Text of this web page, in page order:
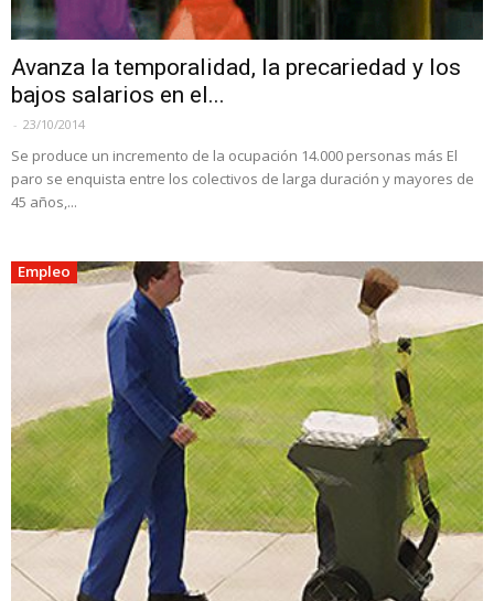
Avanza la temporalidad, la precariedad y los
bajos salarios en el...
- 23/10/2014
Se produce un incremento de la ocupación 14.000 personas más El
paro se enquista entre los colectivos de larga duración y mayores de
45 años,...
Empleo